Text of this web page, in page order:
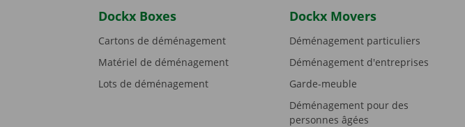
Dockx Boxes
Cartons de déménagement
Matériel de déménagement
Lots de déménagement
Dockx Movers
Déménagement particuliers
Déménagement d'entreprises
Garde-meuble
Déménagement pour des
personnes âgées